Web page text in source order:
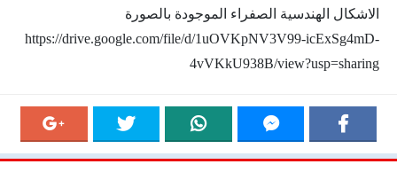
الاشكال الهندسية الصفراء الموجودة بالصورة
https://drive.google.com/file/d/1uOVKpNV3V99-icExSg4mD-
4vVKkU938B/view?usp=sharing